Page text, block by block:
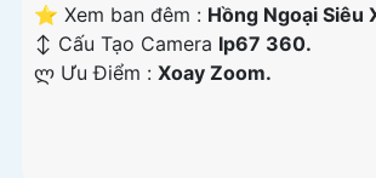
⭐ Xem ban đêm : Hồng Ngoại Siêu
↕️ Cấu Tạo Camera Ip67 360.
️ლ Ưu Điểm : Xoay Zoom.